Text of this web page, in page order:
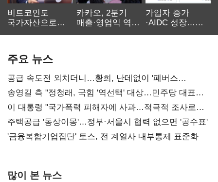
비트코인도
국가자산으로…'
카카오, 2분기
매출·영업익 역대
가입자 증가
·AIDC 성장…
주요 뉴스
공급 속도전 외치더니…황희, 난데없이 '폐버스
리모델링' 제안
송영길 측 "정청래, 국힘 '역선택' 대상…민주당 대표로
총선 지휘 못해"
이 대통령 "국가폭력 피해자에 사과…적극적 조사로
진실 밝혀야"
주택공급 '동상이몽'…정부·서울시 협력 없으면 '공수표'
'금융복합기업집단' 토스, 전 계열사 내부통제 표준화
많이 본 뉴스